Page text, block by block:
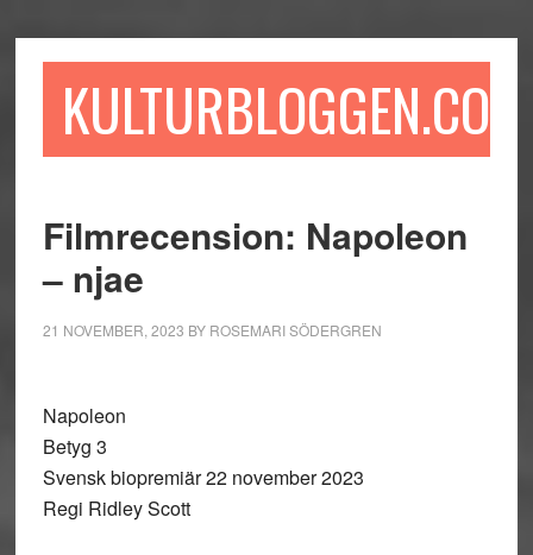
till
till
sidofältet
till
KULTURBLOGGEN.COM
Filmrecension: Napoleon
– njae
21 NOVEMBER, 2023 BY ROSEMARI SÖDERGREN
Napoleon
Betyg 3
Svensk biopremiär 22 november 2023
Regi Ridley Scott